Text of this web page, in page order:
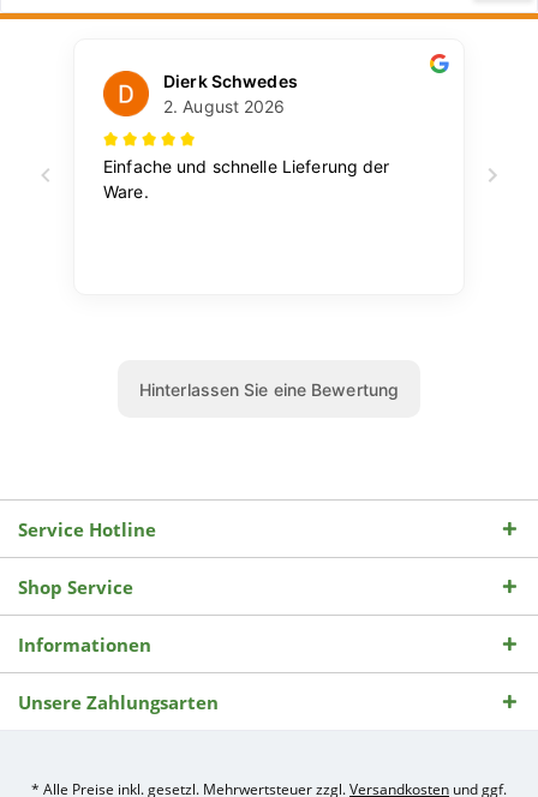
Service Hotline
Shop Service
Informationen
Unsere Zahlungsarten
* Alle Preise inkl. gesetzl. Mehrwertsteuer zzgl.Versandkosten und ggf.